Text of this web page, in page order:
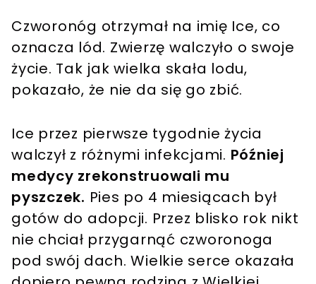
Czworonóg otrzymał na imię Ice, co
oznacza lód. Zwierzę walczyło o swoje
życie. Tak jak wielka skała lodu,
pokazało, że nie da się go zbić.
Ice przez pierwsze tygodnie życia
walczył z różnymi infekcjami. Później
medycy zrekonstruowali mu
pyszczek. Pies po 4 miesiącach był
gotów do adopcji. Przez blisko rok nikt
nie chciał przygarnąć czworonoga
pod swój dach. Wielkie serce okazała